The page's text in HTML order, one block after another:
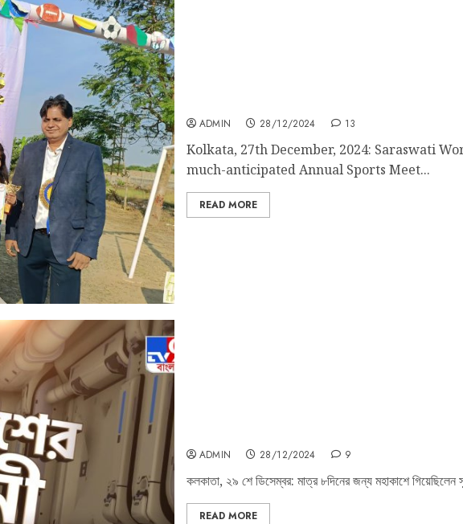
ADMIN 28/12/2024 13
Kolkata, 27th December, 2024: Saraswati
much-anticipated Annual Sports Meet...
READ MORE
ADMIN 28/12/2024 9
কলকাতা, ২৯ শে ডিসেম্বর: মাত্র ৮দিনের জন্য মহাকাশে
READ MORE